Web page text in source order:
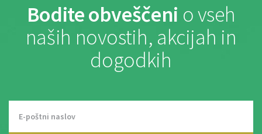
Bodite obveščeni o vseh
naših novostih, akcijah in
dogodkih